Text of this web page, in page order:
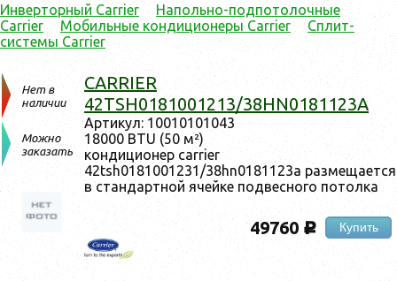
Инверторный Carrier
Напольно-подпотолочные
Carrier
Мобильные кондиционеры Carrier
Сплит-
системы Carrier
Нет в
наличии
Можно
заказать
CARRIER
42TSH0181001213/38HN0181123A
Ар­ти­кул: 10010101043
18000 BTU (50 м²)
кон­ди­ци­онер carrier
42tsh0181001231/38hn0181123a раз­ме­ща­ет­ся
в стан­дар­тной ячей­ке под­весно­го по­тол­ка
49760 c Купить